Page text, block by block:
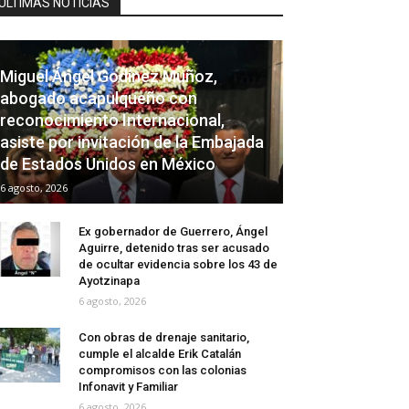
Miguel Ángel Godínez Muñoz,
abogado acapulqueño con
reconocimiento Internacional,
asiste por invitación de la Embajada
de Estados Unidos en México
6 agosto, 2026
Ex gobernador de Guerrero, Ángel
Aguirre, detenido tras ser acusado
de ocultar evidencia sobre los 43 de
Ayotzinapa
6 agosto, 2026
Con obras de drenaje sanitario,
cumple el alcalde Erik Catalán
compromisos con las colonias
Infonavit y Familiar